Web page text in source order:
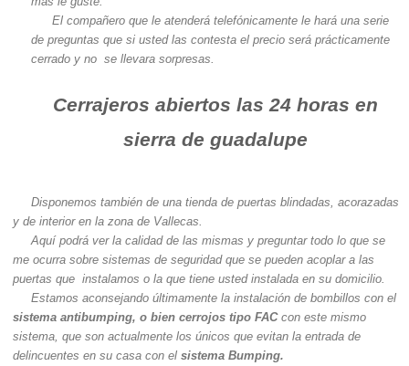
El compañero que le atenderá telefónicamente le hará una serie
de preguntas que si usted las contesta el precio será prácticamente
cerrado y no se llevara sorpresas.
Cerrajeros abiertos las 24 horas en
sierra de guadalupe
Disponemos también de una tienda de puertas blindadas, acorazadas
y de interior en la zona de Vallecas.
Aquí podrá ver la calidad de las mismas y preguntar todo lo que se
me ocurra sobre sistemas de seguridad que se pueden acoplar a las
puertas que instalamos o la que tiene usted instalada en su domicilio.
Estamos aconsejando últimamente la instalación de bombillos con el
sistema antibumping, o bien cerrojos tipo FACcon este mismo
sistema, que son actualmente los únicos que evitan la entrada de
delincuentes en su casa con el sistema Bumping.